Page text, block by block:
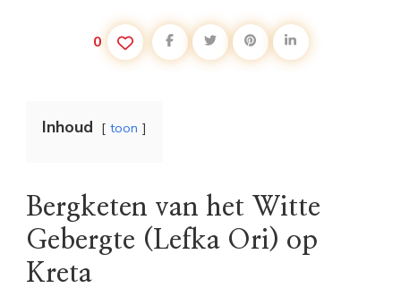
0
Inhoud toon
Bergketen van het Witte
Gebergte (Lefka Ori) op
Kreta